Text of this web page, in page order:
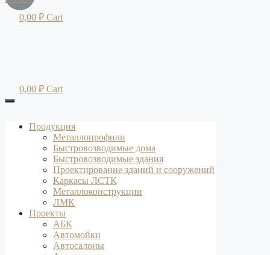
0,00 ₽ Cart
0,00 ₽ Cart
Продукция
Металлопрофили
Быстровозводимые дома
Быстровозводимые здания
Проектирование зданий и сооружений
Каркасы ЛСТК
Металлоконструкции
ЛМК
Проекты
АБК
Автомойки
Автосалоны